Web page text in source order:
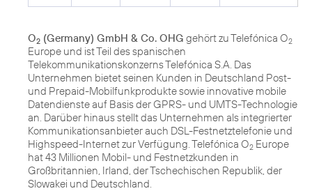
O2 (Germany) GmbH & Co. OHG gehört zu Telefónica O2
Europe und ist Teil des spanischen
Telekommunikationskonzerns Telefónica S.A. Das
Unternehmen bietet seinen Kunden in Deutschland Post-
und Prepaid-Mobilfunkprodukte sowie innovative mobile
Datendienste auf Basis der GPRS- und UMTS-Technologie
an. Darüber hinaus stellt das Unternehmen als integrierter
Kommunikationsanbieter auch DSL-Festnetztelefonie und
Highspeed-Internet zur Verfügung. Telefónica O2 Europe
hat 43 Millionen Mobil- und Festnetzkunden in
Großbritannien, Irland, der Tschechischen Republik, der
Slowakei und Deutschland.